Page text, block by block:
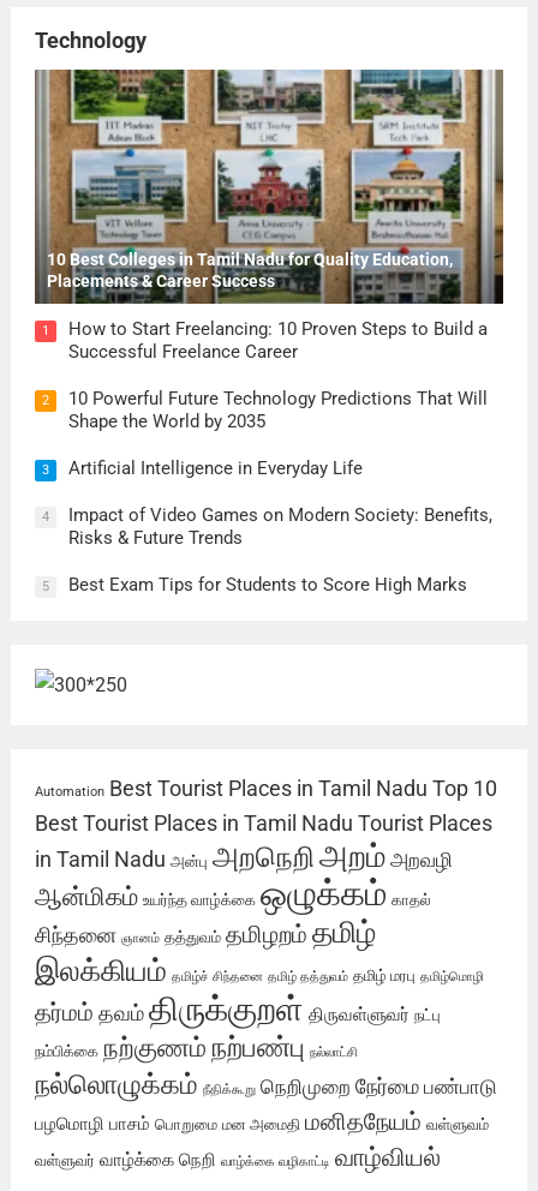
Technology
10 Best Colleges in Tamil Nadu for Quality Education,
Placements & Career Success
1
How to Start Freelancing: 10 Proven Steps to Build a
Successful Freelance Career
2
10 Powerful Future Technology Predictions That Will
Shape the World by 2035
3 Artificial Intelligence in Everyday Life
4
Impact of Video Games on Modern Society: Benefits,
Risks & Future Trends
5 Best Exam Tips for Students to Score High Marks
Automation Best Tourist Places in Tamil Nadu Top 10
Best Tourist Places in Tamil Nadu Tourist Places
in Tamil Nadu அன்பு அறநெறிஅறம் அறவழி
ஆன்மிகம் உயர்ந்த வாழ்க்கை ஒழுக்கம் காதல்
சிந்தனை ஞானம் தத்துவம் தமிழறம் தமிழ்
இலக்கியம் தமிழ்ச் சிந்தனை தமிழ் தத்துவம் தமிழ் மரபு தமிழ்மொழி
தர்மம் தவம்திருக்குறள் திருவள்ளுவர் நட்பு
நம்பிக்கை நற்குணம் நற்பண்பு நல்லாட்சி
நல்லொழுக்கம் நீதிக்கூறு நெறிமுறை நேர்மை பண்பாடு
பழமொழி பாசம் பொறுமை மன அமைதி மனிதநேயம் வள்ளுவம்
வள்ளுவர் வாழ்க்கை நெறி வாழ்க்கை வழிகாட்டி வாழ்வியல்